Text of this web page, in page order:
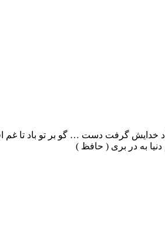
خدایش گرفت دست … گو بر تو باد تا
به در بری ( حافظ )